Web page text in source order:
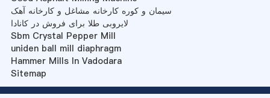
سیمان و کوره کارخانه مشاغل و کارخانه آهک
لایروبی طلا برای فروش در کانادا
Sbm Crystal Pepper Mill
uniden ball mill diaphragm
Hammer Mills In Vadodara
Sitemap